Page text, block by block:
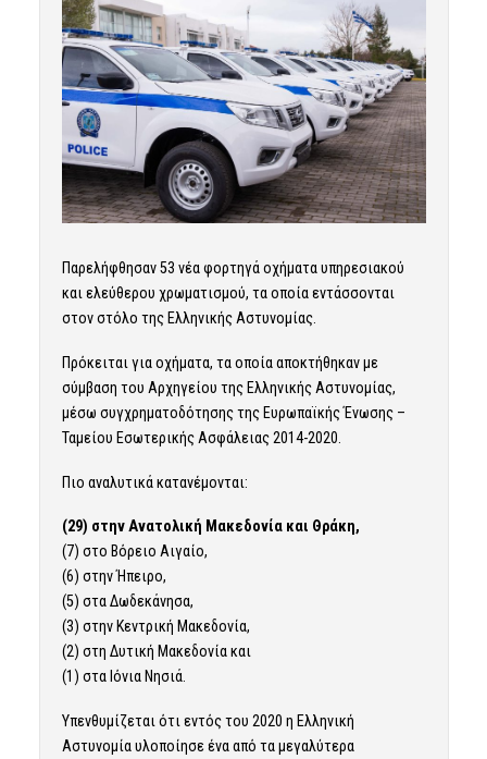
Παρελήφθησαν 53 νέα φορτηγά οχήματα υπηρεσιακού
και ελεύθερου χρωματισμού, τα οποία εντάσσονται
στον στόλο της Ελληνικής Αστυνομίας.
Πρόκειται για οχήματα, τα οποία αποκτήθηκαν με
σύμβαση του Αρχηγείου της Ελληνικής Αστυνομίας,
μέσω συγχρηματοδότησης της Ευρωπαϊκής Ένωσης –
Ταμείου Εσωτερικής Ασφάλειας 2014-2020.
Πιο αναλυτικά κατανέμονται:
(29) στην Ανατολική Μακεδονία και Θράκη,
(7) στο Βόρειο Αιγαίο,
(6) στην Ήπειρο,
(5) στα Δωδεκάνησα,
(3) στην Κεντρική Μακεδονία,
(2) στη Δυτική Μακεδονία και
(1) στα Ιόνια Νησιά.
Υπενθυμίζεται ότι εντός του 2020 η Ελληνική
Αστυνομία υλοποίησε ένα από τα μεγαλύτερα